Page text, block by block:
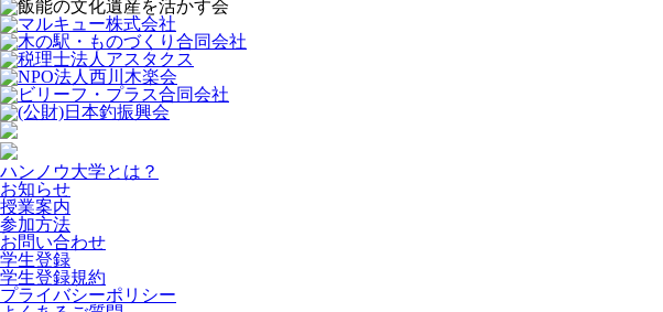
ハンノウ大学とは？
お知らせ
授業案内
参加方法
お問い合わせ
学生登録
学生登録規約
プライバシーポリシー